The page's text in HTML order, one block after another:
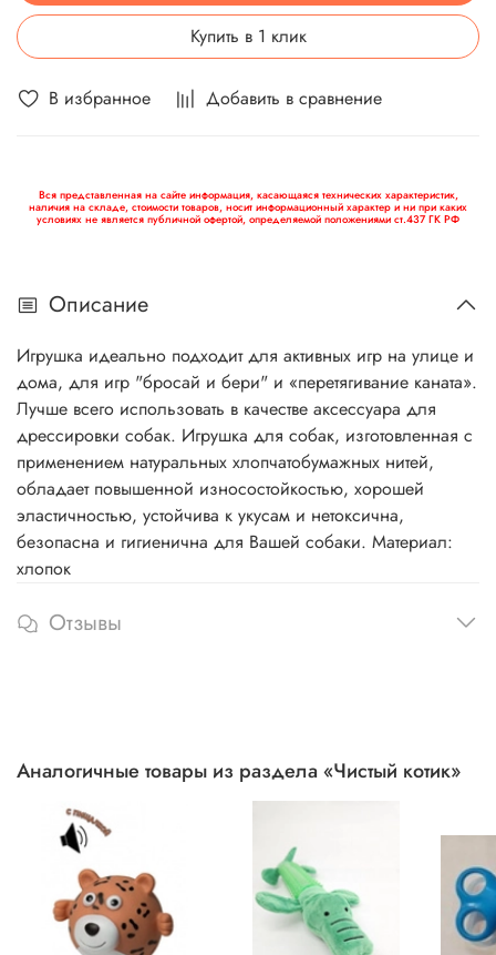
В избранное Добавить в сравнение
Купить в 1 клик
Вся представленная на сайте информация, касающаяся технических характеристик,
наличия на складе, стоимости товаров, носит информационный характер и ни при каких
условиях не является публичной офертой, определяемой положениями ст.437 ГК РФ
Описание
Игрушка идеально подходит для активных игр на улице и
дома, для игр "бросай и бери" и «перетягивание каната».
Лучше всего использовать в качестве аксессуара для
дрессировки собак. Игрушка для собак, изготовленная c
применением натуральных хлопчатобумажных нитей,
обладает повышенной износостойкостью, хорошей
эластичностью, устойчива к укусам и нетоксична,
безопасна и гигиенична для Вашей собаки. Материал:
хлопок
Отзывы
Аналогичные товары из раздела «Чистый котик»